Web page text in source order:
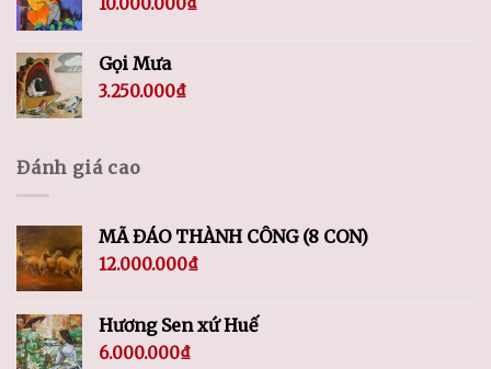
10.000.000₫
Gọi Mưa
3.250.000₫
Đánh giá cao
MÃ ĐÁO THÀNH CÔNG (8 CON)
12.000.000₫
Hương Sen xứ Huế
6.000.000₫